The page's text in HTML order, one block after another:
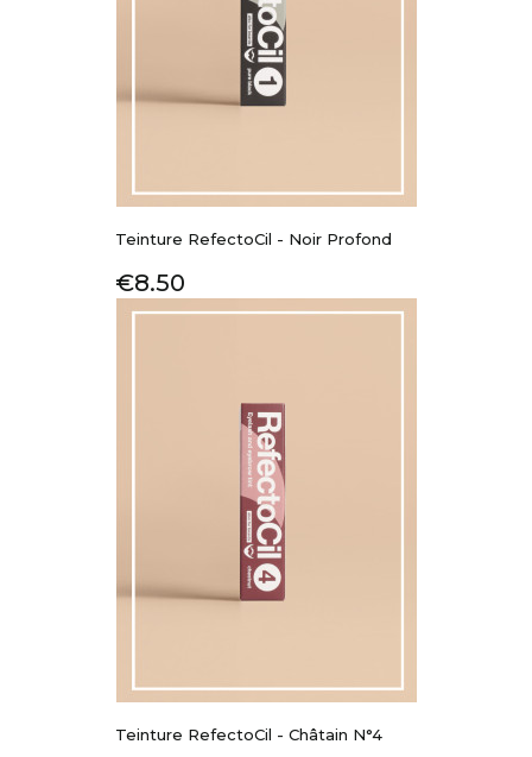
Teinture RefectoCil - Noir Profond
Price
€8.50
Teinture RefectoCil - Châtain N°4